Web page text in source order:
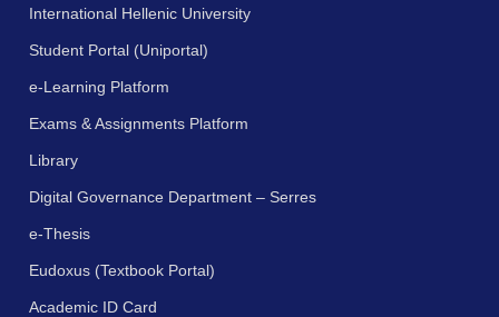
International Hellenic University
Student Portal (Uniportal)
e-Learning Platform
Exams & Assignments Platform
Library
Digital Governance Department – Serres
e-Thesis
Eudoxus (Textbook Portal)
Academic ID Card